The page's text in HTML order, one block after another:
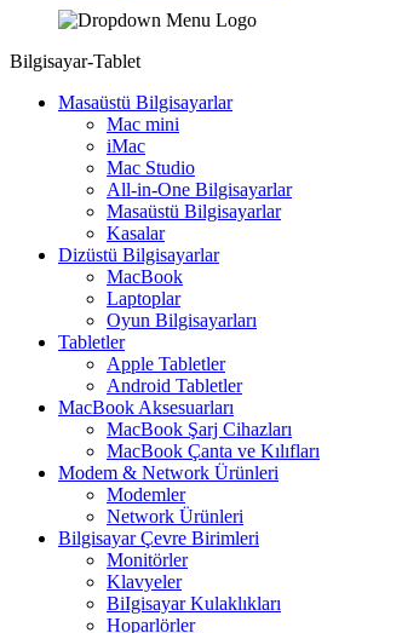
Bilgisayar-Tablet
Masaüstü Bilgisayarlar
Mac mini
iMac
Mac Studio
All-in-One Bilgisayarlar
Masaüstü Bilgisayarlar
Kasalar
Dizüstü Bilgisayarlar
MacBook
Laptoplar
Oyun Bilgisayarları
Tabletler
Apple Tabletler
Android Tabletler
MacBook Aksesuarları
MacBook Şarj Cihazları
MacBook Çanta ve Kılıfları
Modem & Network Ürünleri
Modemler
Network Ürünleri
Bilgisayar Çevre Birimleri
Monitörler
Klavyeler
BiIgisayar Kulaklıkları
Hoparlörler